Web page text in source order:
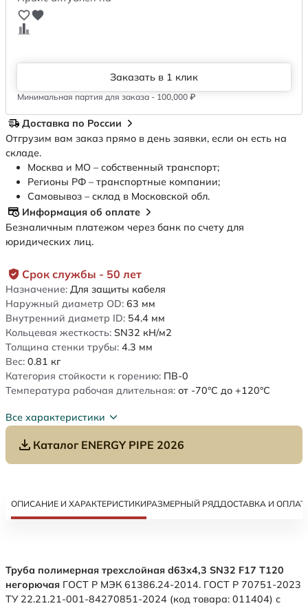
Срок службы - 50 лет
Назначение: Для защиты кабеля
Наружный диаметр OD: 63 мм
Внутренний диаметр ID: 54.4 мм
Кольцевая жесткость: SN32 кН/м2
Толщина стенки трубы: 4.3 мм
Вес: 0.81 кг
Категория стойкости к горению: ПВ-0
Температура рабочая длительная: от -70°C до +120°C
Все характеристики
Каталог ENERGY PIPE 2026
Заказать в 1 клик
Минимальная партия для заказа - 100,000 ₽
Доставка по России
Отгрузим вам заказ прямо в день заявки, если он есть на
складе.
Москва и МО – собственный транспорт;
Регионы РФ – транспортные компании;
Самовывоз – склад в Московской обл.
Информация об оплате
Безналичным платежом через банк по счету для
юридических лиц.
ОПИСАНИЕ И ХАРАКТЕРИСТИКИРАЗМЕРНЫЙ РЯДДОСТАВКА И
Труба полимерная трехслойная d63х4,3 SN32 F17 Т120
негорючая ГОСТ Р МЭК 61386.24-2014. ГОСТ Р 70751-2023
ТУ 22.21.21-001-84270851-2024 (код товара: 011404) с